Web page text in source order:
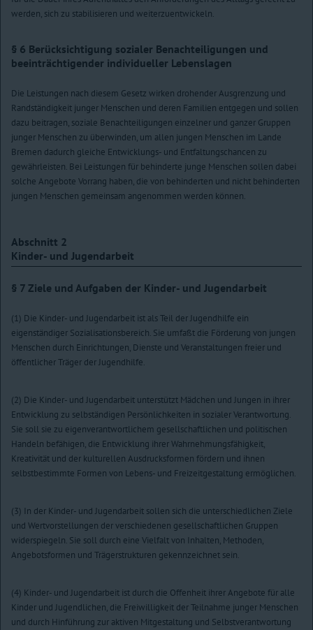
werden, sich zu stabilisieren und weiterzuentwickeln.
§ 6 Berücksichtigung sozialer Benachteiligungen und
beeinträchtigender individueller Lebenslagen
Die Leistungen nach diesem Gesetz wirken drohender Ausgrenzung und
Randständigkeit junger Menschen und deren Familien entgegen und sollen
dazu beitragen, soziale Benachteiligungen einzelner und ganzer Gruppen
junger Menschen zu überwinden, um allen jungen Menschen im Lande
Bremen dadurch gleiche Entwicklungs- und Entfaltungschancen zu
gewährleisten. Bei Leistungen für behinderte junge Menschen sollen dabei
solche Angebote Vorrang haben, die von behinderten und nicht behinderten
jungen Menschen gemeinsam angenommen werden können.
Abschnitt 2
Kinder- und Jugendarbeit
§ 7 Ziele und Aufgaben der Kinder- und Jugendarbeit
(1) Die Kinder- und Jugendarbeit ist als Teil der Jugendhilfe ein
eigenständiger Sozialisationsbereich. Sie umfaßt die Förderung von jungen
Menschen durch Einrichtungen, Dienste und Veranstaltungen freier und
öffentlicher Träger der Jugendhilfe.
(2) Die Kinder- und Jugendarbeit unterstützt Mädchen und Jungen in ihrer
Entwicklung zu selbständigen Persönlichkeiten in sozialer Verantwortung.
Sie soll sie zu eigenverantwortlichem gesellschaftlichen und politischen
Handeln befähigen, die Entwicklung ihrer Wahrnehmungsfähigkeit,
Kreativität und der kulturellen Ausdrucksformen fördern und ihnen
selbstbestimmte Formen von Lebens- und Freizeitgestaltung ermöglichen.
(3) In der Kinder- und Jugendarbeit sollen sich die unterschiedlichen Ziele
und Wertvorstellungen der verschiedenen gesellschaftlichen Gruppen
widerspiegeln. Sie soll durch eine Vielfalt von Inhalten, Methoden,
Angebotsformen und Trägerstrukturen gekennzeichnet sein.
(4) Kinder- und Jugendarbeit ist durch die Offenheit ihrer Angebote für alle
Kinder und Jugendlichen, die Freiwilligkeit der Teilnahme junger Menschen
und durch Hinführung zur aktiven Mitgestaltung und Selbstverantwortung